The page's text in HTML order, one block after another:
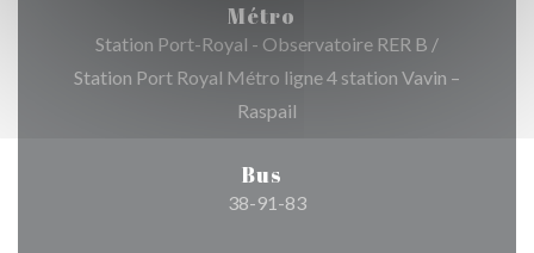
Métro
Station Port-Royal - Observatoire RER B /
Station Port Royal Métro ligne 4 station Vavin –
Raspail
Bus
38-91-83